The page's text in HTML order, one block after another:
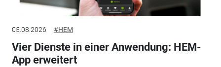
05.08.2026 #HEM
Vier Dienste in einer Anwendung: HEM-
App erweitert